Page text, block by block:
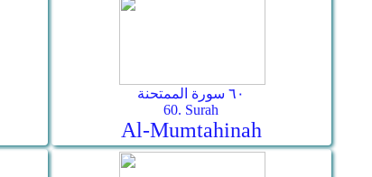
٦٠ سورة الممتحنة
60. Surah
Al-Mumtahinah